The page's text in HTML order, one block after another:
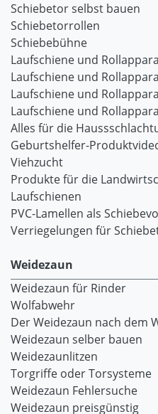
Schiebetor selbst bauen
Schiebetorrollen
Schiebebühne
Laufschiene und
Laufschiene und
Laufschiene und
Laufschiene und
Alles für die
Geburtshelfer-
Viehzucht
Produkte für die
Laufschienen
PVC-Lamellen als
Verriegelungen für
Weidezaun
Weidezaun für Rinder
Wolfabwehr
Der Weidezaun nach dem
Weidezaun selber bauen
Weidezaunlitzen
Torgriffe oder Torsysteme
Weidezaun Fehlersuche
Weidezaun preisgünstig